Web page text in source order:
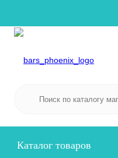
Каталог товаров